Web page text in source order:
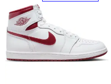
42.5
43
44.5